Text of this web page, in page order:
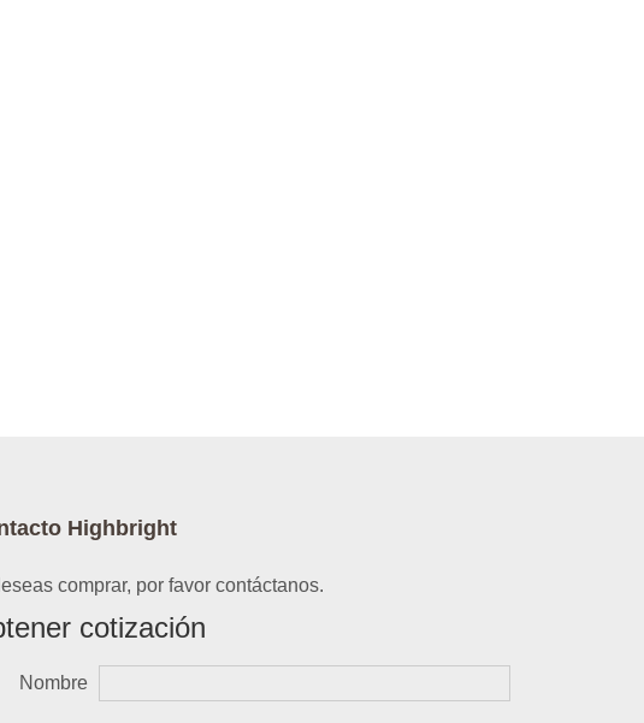
Highbright
comprar, por favor contáctanos.
cotización
Nombre